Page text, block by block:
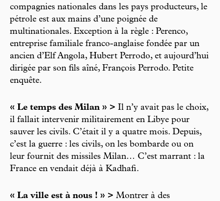
compagnies nationales dans les pays producteurs, le
pétrole est aux mains d’une poignée de
multinationales. Exception à la règle : Perenco,
entreprise familiale franco-anglaise fondée par un
ancien d’Elf Angola, Hubert Perrodo, et aujourd’hui
dirigée par son fils aîné, François Perrodo. Petite
enquête.
« Le temps des Milan » > Il n’y avait pas le choix,
il fallait intervenir militairement en Libye pour
sauver les civils. C’était il y a quatre mois. Depuis,
c’est la guerre : les civils, on les bombarde ou on
leur fournit des missiles Milan… C’est marrant : la
France en vendait déjà à Kadhafi.
« La ville est à nous ! » > Montrer à des